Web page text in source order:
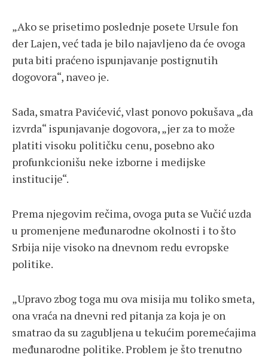
„Ako se prisetimo poslednje posete Ursule fon
der Lajen, već tada je bilo najavljeno da će ovoga
puta biti praćeno ispunjavanje postignutih
dogovora“, naveo je.
Sada, smatra Pavićević, vlast ponovo pokušava „da
izvrda“ ispunjavanje dogovora, „jer za to može
platiti visoku političku cenu, posebno ako
profunkcionišu neke izborne i medijske
institucije“.
Prema njegovim rečima, ovoga puta se Vučić uzda
u promenjene međunarodne okolnosti i to što
Srbija nije visoko na dnevnom redu evropske
politike.
„Upravo zbog toga mu ova misija mu toliko smeta,
ona vraća na dnevni red pitanja za koja je on
smatrao da su zagubljena u tekućim poremećajima
međunarodne politike. Problem je što trenutno